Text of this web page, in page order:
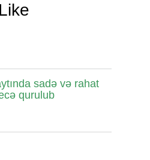
sadə və rahat
qurulub